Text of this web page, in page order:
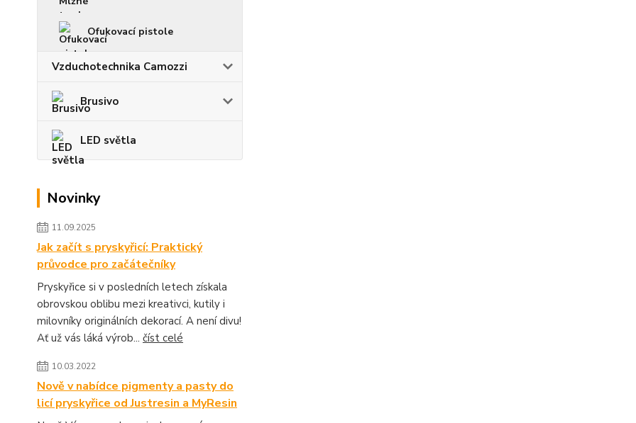
Ofukovací pistole
Vzduchotechnika Camozzi
Brusivo
LED světla
Novinky
11.09.2025
Jak začít s pryskyřicí: Praktický
průvodce pro začátečníky
Pryskyřice si v posledních letech získala
obrovskou oblibu mezi kreativci, kutily i
milovníky originálních dekorací. A není divu!
Ať už vás láká výrob... číst celé
10.03.2022
Nově v nabídce pigmenty a pasty do
licí pryskyřice od Justresin a MyResin